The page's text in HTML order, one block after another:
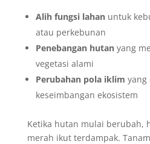
Alih fungsi lahanuntuk
atau perkebunan
Penebangan hutanyang
vegetasi alami
Perubahan pola iklim yang
keseimbangan ekosistem
Ketika hutan mulai berubah,
merah ikut terdampak.